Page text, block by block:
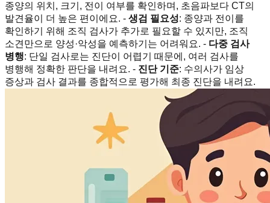
종양의 위치, 크기, 전이 여부를 확인하며, 초음파보다 CT의
발견율이 더 높은 편이에요. - 생검 필요성: 종양과 전이를
확인하기 위해 조직 검사가 추가로 필요할 수 있지만, 조직
소견만으로 양성·악성을 예측하기는 어려워요. - 다중 검사
병행: 단일 검사로는 진단이 어렵기 때문에, 여러 검사를
병행해 정확한 판단을 내려요. - 진단 기준: 수의사가 임상
증상과 검사 결과를 종합적으로 평가해 최종 진단을 내려요.